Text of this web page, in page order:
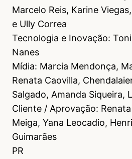
Marcelo Reis, Karine
e Ully Correa
Tecnologia e Inovação:
Nanes
Mídia: Marcia Mendonça,
Renata Caovilla,
Salgado, Amanda Siqueira,
Cliente / Aprovação:
Meiga, Yana Leocadio,
Guimarães
PR